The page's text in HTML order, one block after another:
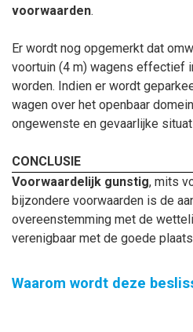
voorwaarden.
Er wordt nog opgemerkt dat
voortuin (4 m) wagens effectief
worden. Indien er wordt
wagen over het openbaar
ongewenste en gevaarlijke
CONCLUSIE
Voorwaardelijk gunstig, mits
bijzondere voorwaarden is de
overeenstemming met de
verenigbaar met de goede
Waarom wordt deze